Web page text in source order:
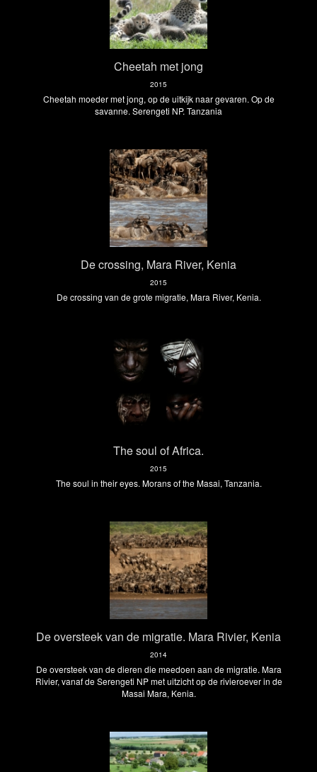
Cheetah met jong
2015
Cheetah moeder met jong, op de uitkijk naar gevaren. Op de
savanne. Serengeti NP. Tanzania
De crossing, Mara River, Kenia
2015
De crossing van de grote migratie, Mara River, Kenia.
The soul of Africa.
2015
The soul in their eyes. Morans of the Masai, Tanzania.
De oversteek van de migratie. Mara Rivier, Kenia
2014
De oversteek van de dieren die meedoen aan de migratie. Mara
Rivier, vanaf de Serengeti NP met uitzicht op de rivieroever in de
Masai Mara, Kenia.